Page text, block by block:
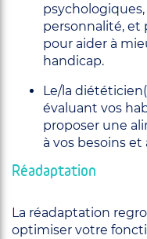
personnalité, et
pour aider à
handicap.
Le/la
évaluant vos
proposer une
à vos besoins et
Réadaptation
La réadaptation
optimiser votre